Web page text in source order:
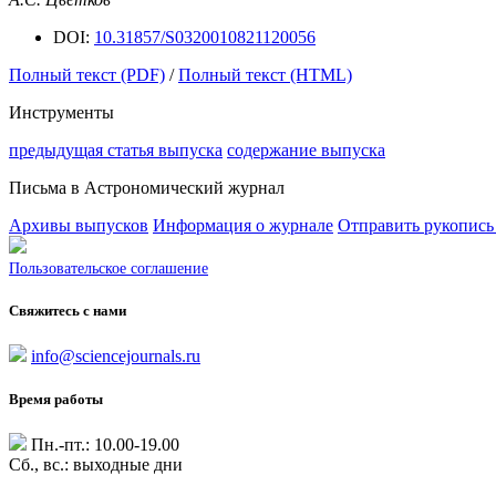
DOI: 10.31857/S0320010821120056
Полный текст (PDF) /Полный текст (HTML)
Инструменты
предыдущая статья выпуска содержание выпуска
Письма в Астрономический журнал
Архивы выпусков Информация о журнале Отправить
Пользовательское соглашение
Свяжитесь с нами
info@sciencejournals.ru
Время работы
Пн.-пт.: 10.00-19.00
Сб., вс.: выходные дни